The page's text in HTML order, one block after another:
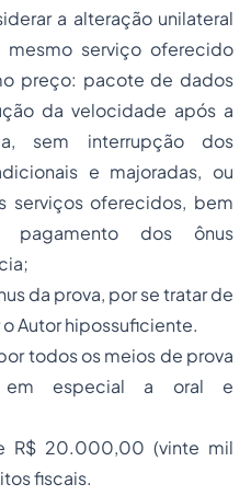
a alteração unilateral
serviço oferecido
preço: pacote de dados
da velocidade após a
sem interrupção dos
e majoradas, ou
serviços oferecidos, bem
pagamento dos ônus
da prova, por se tratar de
Autor hipossuficiente.
todos os meios de prova
em especial a oral e
R$ 20.000,00 (vinte mil
fiscais.